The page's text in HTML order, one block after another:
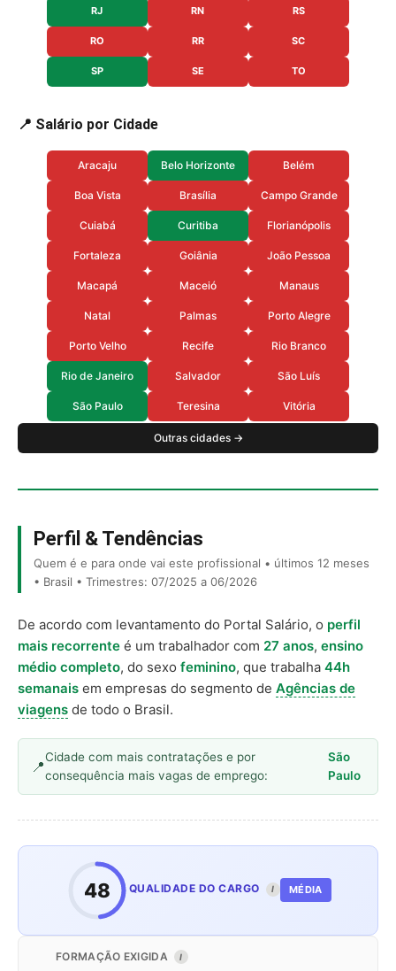
RJ RN RS
RO RR SC
SP SE TO
📍 Salário por Cidade
Aracaju Belo Horizonte Belém
Boa Vista Brasília Campo Grande
Cuiabá Curitiba Florianópolis
Fortaleza Goiânia João Pessoa
Macapá Maceió Manaus
Natal Palmas Porto Alegre
Porto Velho Recife Rio Branco
Rio de Janeiro Salvador São Luís
São Paulo Teresina Vitória
Outras cidades →
Perfil & Tendências
Quem é e para onde vai este profissional • últimos 12 meses
• Brasil • Trimestres: 07/2025 a 06/2026
De acordo com levantamento do Portal Salário, o perfil
mais recorrente é um trabalhador com 27 anos, ensino
médio completo, do sexo feminino, que trabalha 44h
semanais em empresas do segmento de Agências de
viagens de todo o Brasil.
Cidade com mais contratações e por
consequência mais vagas de emprego:
São
Paulo
48 QUALIDADE DO CARGO I MÉDIA
FORMAÇÃO EXIGIDA I